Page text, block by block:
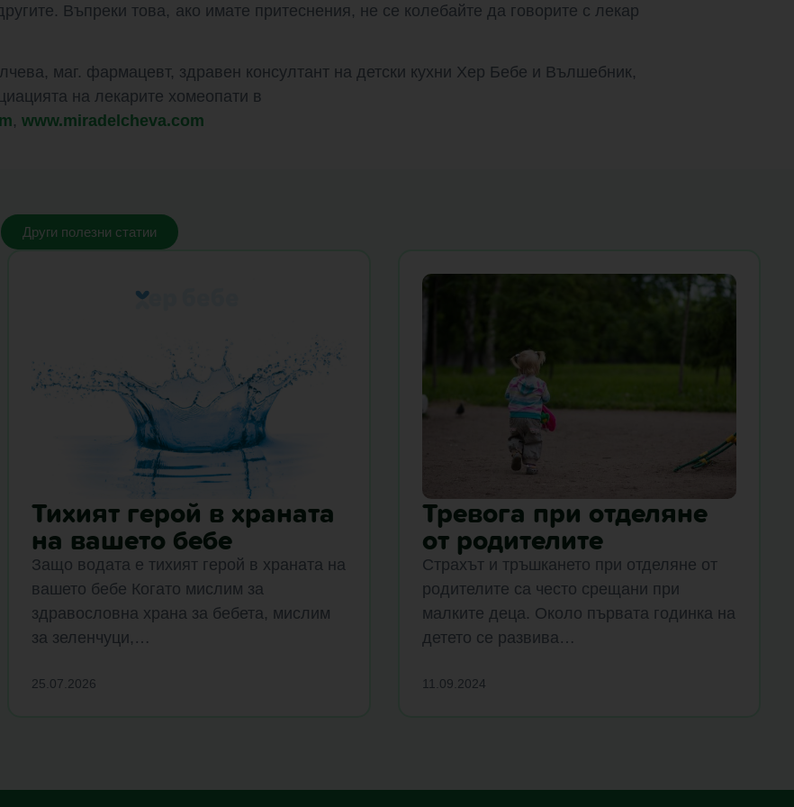
Въпреки това, ако имате притеснения, не се колебайте да говорите с лекар
маг. фармацевт, здравен консултант на детски кухни Хер Бебе и Вълшебник,
на лекарите хомеопати в
, www.miradelcheva.com
Други полезни статии
Тихият герой в храната
на вашето бебе
Защо водата е тихият герой в храната на
вашето бебе Когато мислим за
здравословна храна за бебета, мислим
за зеленчуци,…
25.07.2026
Тревога при отделяне
от родителите
Страхът и тръшкането при отделяне от
родителите са често срещани при
малките деца. Около първата годинка на
детето се развива…
11.09.2024